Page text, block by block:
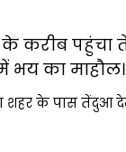
के करीब पहुंचा
भय का माहौल।
शहर के पास तेंदुआ